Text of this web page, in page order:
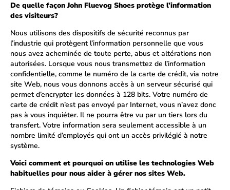
De quelle façon John Fluevog Shoes protège l’information
des visiteurs?
Nous utilisons des dispositifs de sécurité reconnus par
l’industrie qui protègent l’information personnelle que vous
nous avez acheminée de toute perte, abus et altérations non
autorisées. Lorsque vous nous transmettez de l’information
confidentielle, comme le numéro de la carte de crédit, via notre
site Web, nous vous donnons accès à un serveur sécurisé qui
permet d’encrypter les données à 128 bits. Votre numéro de
carte de crédit n’est pas envoyé par Internet, vous n’avez donc
pas à vous inquiéter. Il ne pourra être vu par un tiers lors du
transfert. Votre information sera seulement accessible à un
nombre limité d’employés qui ont un accès privilégié à notre
système.
Voici comment et pourquoi on utilise les technologies Web
habituelles pour nous aider à gérer nos sites Web.